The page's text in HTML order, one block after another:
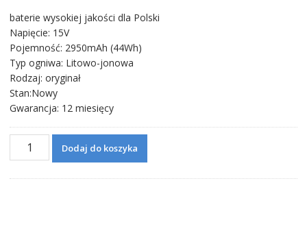
wynosiła:
225,11 zł.
wynosi:
baterie wysokiej jakości dla Polski
Napięcie: 15V
Pojemność: 2950mAh (44Wh)
Typ ogniwa: Litowo-jonowa
Rodzaj: oryginał
Stan:Nowy
Gwarancja: 12 miesięcy
Bateria
Dodaj do koszyka